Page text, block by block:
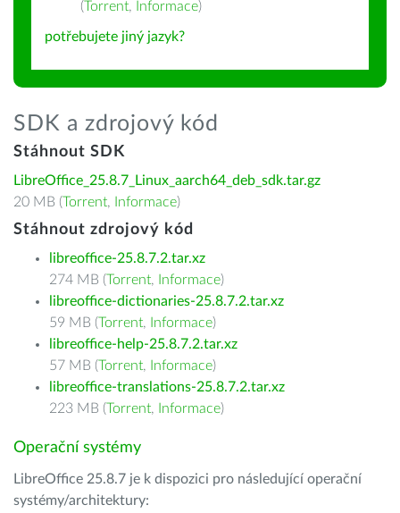
(Torrent, Informace)
potřebujete jiný jazyk?
SDK a zdrojový kód
Stáhnout SDK
LibreOffice_25.8.7_Linux_aarch64_deb_sdk.tar.gz
20 MB (Torrent, Informace)
Stáhnout zdrojový kód
libreoffice-25.8.7.2.tar.xz
274 MB (Torrent, Informace)
libreoffice-dictionaries-25.8.7.2.tar.xz
59 MB (Torrent, Informace)
libreoffice-help-25.8.7.2.tar.xz
57 MB (Torrent, Informace)
libreoffice-translations-25.8.7.2.tar.xz
223 MB (Torrent, Informace)
Operační systémy
LibreOffice 25.8.7 je k dispozici pro následující operační
systémy/architektury: